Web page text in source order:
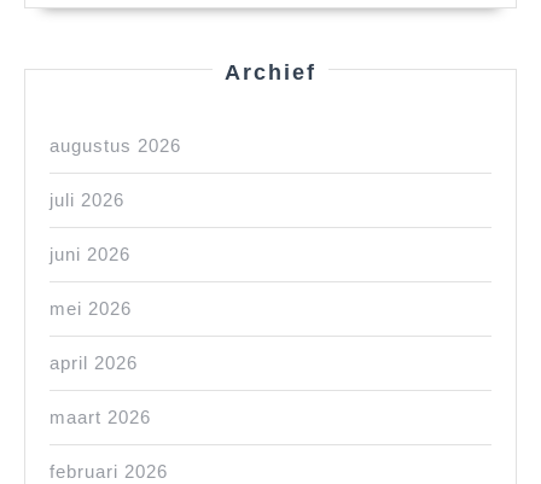
Archief
augustus 2026
juli 2026
juni 2026
mei 2026
april 2026
maart 2026
februari 2026